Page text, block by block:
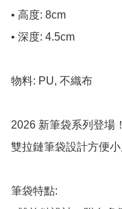
• 高度: 8cm
• 深度: 4.5cm
物料: PU, 不織布
2026 新筆袋系列登場！
雙拉鏈筆袋設計方便小
筆袋特點: